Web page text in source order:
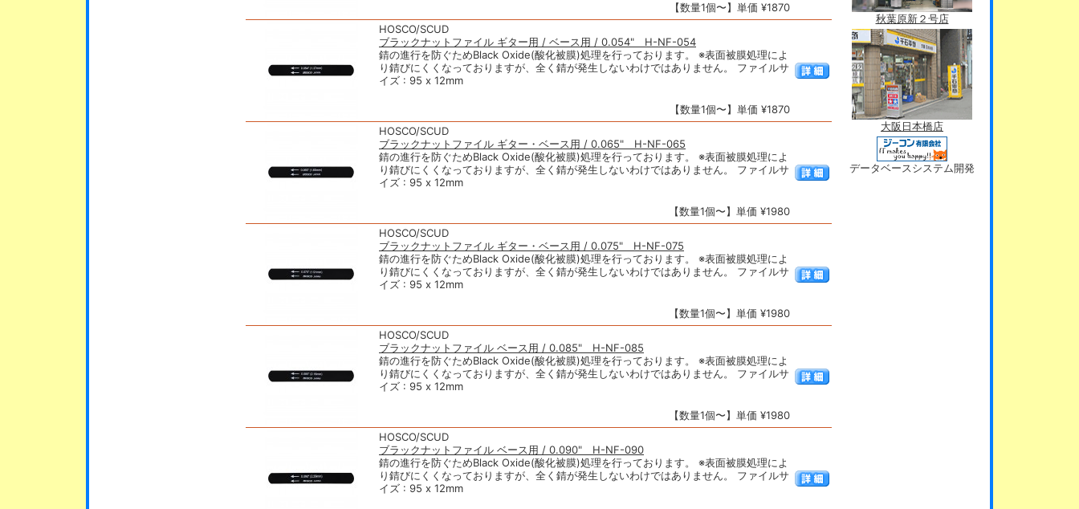
【数量1個〜】単価 ¥1870
HOSCO/SCUD
ブラックナットファイル ギター用 / ベース用 / 0.054" H-NF-054
錆の進行を防ぐためBlack Oxide(酸化被膜)処理を行っております。 ※表面被膜処理によ
り錆びにくくなっておりますが、全く錆が発生しないわけではありません。 ファイルサ
イズ : 95 x 12mm
【数量1個〜】単価 ¥1870
HOSCO/SCUD
ブラックナットファイル ギター・ベース用 / 0.065" H-NF-065
錆の進行を防ぐためBlack Oxide(酸化被膜)処理を行っております。 ※表面被膜処理によ
り錆びにくくなっておりますが、全く錆が発生しないわけではありません。 ファイルサ
イズ : 95 x 12mm
【数量1個〜】単価 ¥1980
HOSCO/SCUD
ブラックナットファイル ギター・ベース用 / 0.075" H-NF-075
錆の進行を防ぐためBlack Oxide(酸化被膜)処理を行っております。 ※表面被膜処理によ
り錆びにくくなっておりますが、全く錆が発生しないわけではありません。 ファイルサ
イズ : 95 x 12mm
【数量1個〜】単価 ¥1980
HOSCO/SCUD
ブラックナットファイル ベース用 / 0.085" H-NF-085
錆の進行を防ぐためBlack Oxide(酸化被膜)処理を行っております。 ※表面被膜処理によ
り錆びにくくなっておりますが、全く錆が発生しないわけではありません。 ファイルサ
イズ : 95 x 12mm
【数量1個〜】単価 ¥1980
HOSCO/SCUD
ブラックナットファイル ベース用 / 0.090" H-NF-090
錆の進行を防ぐためBlack Oxide(酸化被膜)処理を行っております。 ※表面被膜処理によ
り錆びにくくなっておりますが、全く錆が発生しないわけではありません。 ファイルサ
イズ : 95 x 12mm
秋葉原新２号店
大阪日本橋店
データベースシステム開発